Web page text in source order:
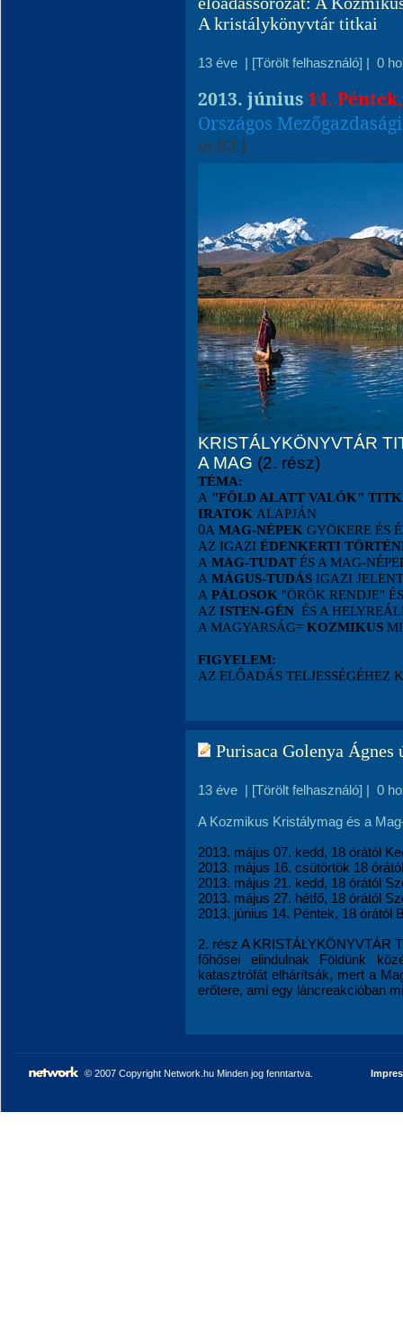
A kristálykönyvtár titkai
13 éve | [Törölt felhasználó] | 0
2013. június 14.
Országos
út 93.)
KRISTÁLYKÖNYVTÁR
A MAG (2. rész)
TÉMA:
A "FÖLD ALATT VALÓK"
IRATOK ALAPJÁN
0A MAG-NÉPEK GYÖKERE ÉS
AZ IGAZI ÉDENKERTI
A MAG-TUDAT ÉS A MAG-
A MÁGUS-TUDÁS IGAZI
A PÁLOSOK "ÖRÖK RENDJE"
AZ ISTEN-GÉN ÉS A
A MAGYARSÁG= KOZMIKUS
FIGYELEM:
AZ ELŐADÁS TELJESSÉGÉHEZ
Purisaca Golenya Ágnes
13 éve | [Törölt felhasználó] | 0
A Kozmikus Kristálymag és a
2013. május 07. kedd, 18 órától
2013. május 16. csütörtök 18
2013. május 21. kedd, 18 órától
2013. május 27. hétfő, 18 órától
2013. június 14. Péntek, 18 órától
2. rész A KRISTÁLYKÖNYVTÁR
főhősei elindulnak Földünk
katasztrófát elhárítsák, mert a
erőtere, ami egy láncreakcióban
© 2007 Copyright Network.hu Minden jog fenntartva.